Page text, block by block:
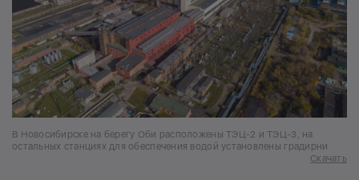
В Новосибирске на берегу Оби расположены ТЭЦ-2 и ТЭЦ-3, на
остальных станциях для обеспечения водой установлены градирни
Скачать